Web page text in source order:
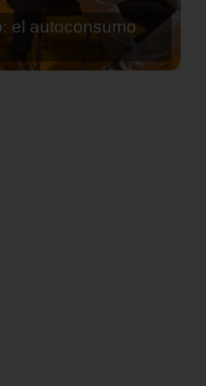
de agua para